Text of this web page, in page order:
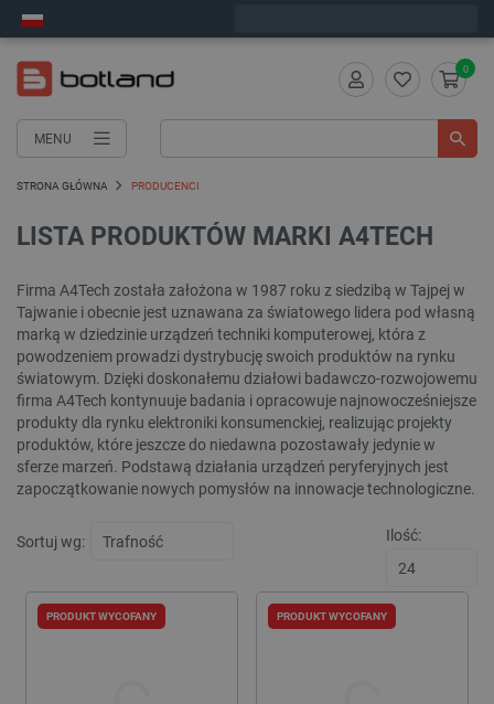
MENU
0
STRONA GŁÓWNA PRODUCENCI
LISTA PRODUKTÓW MARKI A4TECH
Firma A4Tech została założona w 1987 roku z siedzibą w Tajpej w
Tajwanie i obecnie jest uznawana za światowego lidera pod własną
marką w dziedzinie urządzeń techniki komputerowej, która z
powodzeniem prowadzi dystrybucję swoich produktów na rynku
światowym. Dzięki doskonałemu działowi badawczo-rozwojowemu
firma A4Tech kontynuuje badania i opracowuje najnowocześniejsze
produkty dla rynku elektroniki konsumenckiej, realizując projekty
produktów, które jeszcze do niedawna pozostawały jedynie w
sferze marzeń. Podstawą działania urządzeń peryferyjnych jest
zapoczątkowanie nowych pomysłów na innowacje technologiczne.
Sortuj wg: Ilość:
PRODUKT WYCOFANY PRODUKT WYCOFANY